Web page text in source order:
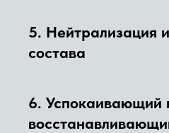
5. Нейтрализация
состава
6. Успокаивающий
КТО